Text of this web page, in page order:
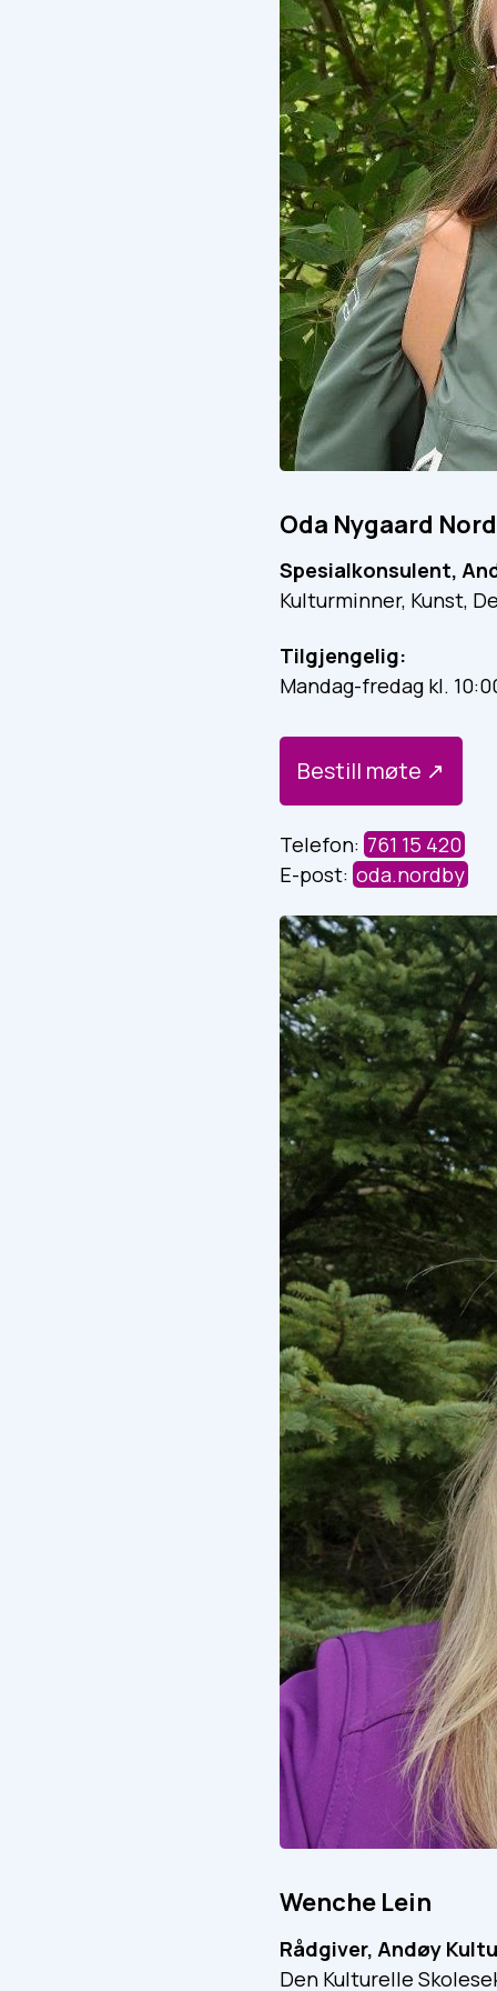
Oda Nygaard
Spesialkonsulent,
Kulturminner, Kunst,
Tilgjengelig:
Mandag-fredag kl.
Bestill møte
Telefon: 761 15 420
E-post: oda.nordby
Wenche Lein
Rådgiver, Andøy
Den Kulturelle